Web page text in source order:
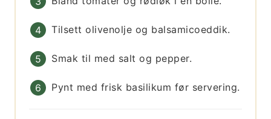
Tilsett olivenolje og balsamicoeddik.
Smak til med salt og pepper.
Pynt med frisk basilikum før servering.